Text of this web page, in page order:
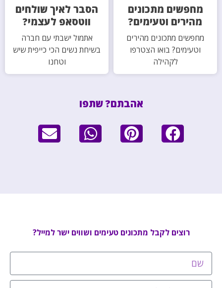
מחפשים מתכונים
מהירים וטעימים?
מחפשים מתכונים מהירים
וטעימים? בואו הצטרפו
לקהילה
הסבר לאיך שולחים
ווטסאפ לעצמי?
אתמול ישבתי עם חברה
בשיחת נשים הכי כייפית שיש
וטחנו
אהבתם? שתפו
רוצים לקבל מתכונים טעימים ושווים ישר למייל?